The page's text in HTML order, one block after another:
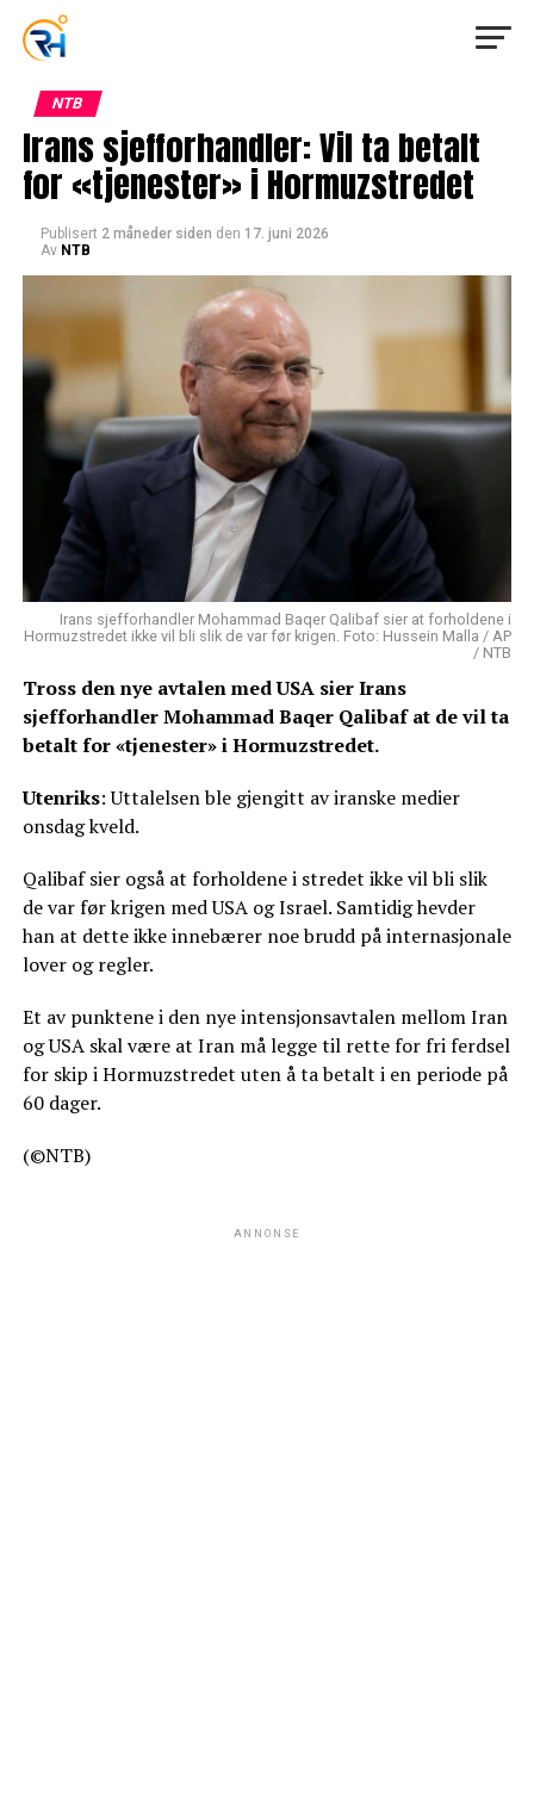
NTB
Irans sjefforhandler: Vil ta betalt
for «tjenester» i Hormuzstredet
Publisert 2 måneder siden den 17. juni 2026
Av NTB
Irans sjefforhandler Mohammad Baqer Qalibaf sier at forholdene i
Hormuzstredet ikke vil bli slik de var før krigen. Foto: Hussein Malla / AP
/ NTB
Tross den nye avtalen med USA sier Irans
sjefforhandler Mohammad ​Baqer Qalibaf at de vil ta
betalt for «tjenester» i Hormuzstredet.
Utenriks: Uttalelsen ble gjengitt av iranske medier
onsdag kveld.
Qalibaf sier også at forholdene i stredet ikke vil bli slik
de var før krigen med USA og Israel. Samtidig hevder
han at dette ikke innebærer noe brudd på internasjonale
lover og regler.
Et av punktene i den nye intensjonsavtalen mellom Iran
og USA skal være at Iran må legge til rette for fri ferdsel
for skip i Hormuzstredet uten å ta betalt i en periode på
60 dager.
(©NTB)
ANNONSE